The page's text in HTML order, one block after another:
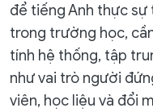
để tiếng Anh thực
trong trường học,
tính hệ thống, tập
như vai trò người
viên, học liệu và đổi